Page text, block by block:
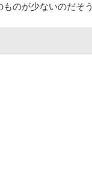
のが少ないのだそう